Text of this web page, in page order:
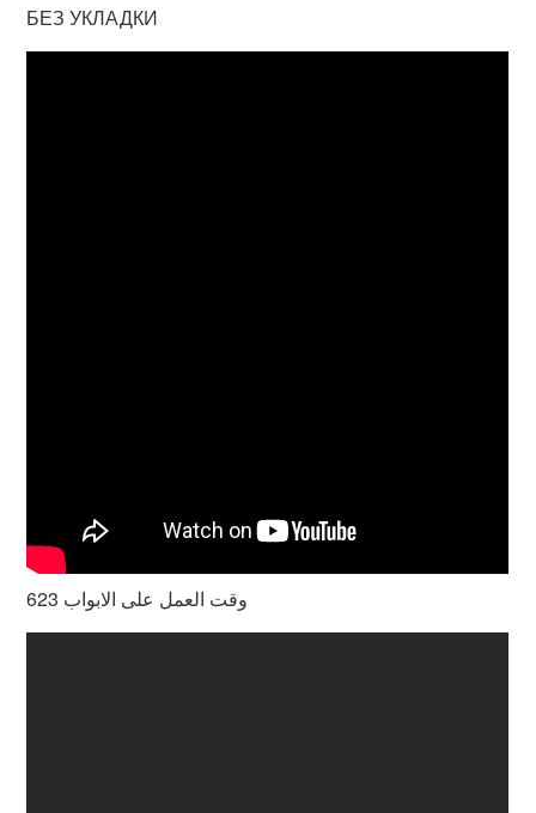
БЕЗ УКЛАДКИ
وقت العمل على الابواب 623